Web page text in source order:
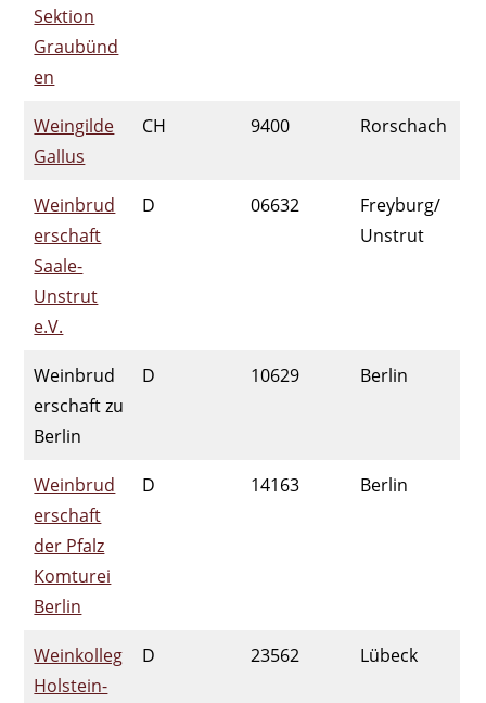
Sektion
Graubünd
en
Weingilde
Gallus
CH 9400 Rorschach
Weinbrud
erschaft
Saale-
Unstrut
e.V.
D 06632
Freyburg/
Unstrut
Weinbrud
erschaft zu
Berlin
D 10629 Berlin
Weinbrud
erschaft
der Pfalz
Komturei
Berlin
D 14163 Berlin
Weinkolleg
Holstein-
D 23562 Lübeck